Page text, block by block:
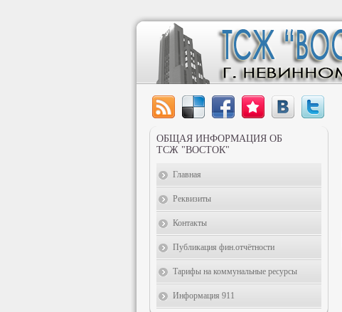
ОБЩАЯ ИНФОРМАЦИЯ ОБ
ТСЖ "ВОСТОК"
Главная
Реквизиты
Контакты
Публикация фин.отчётности
Тарифы на коммунальные ресурсы
Информация 911